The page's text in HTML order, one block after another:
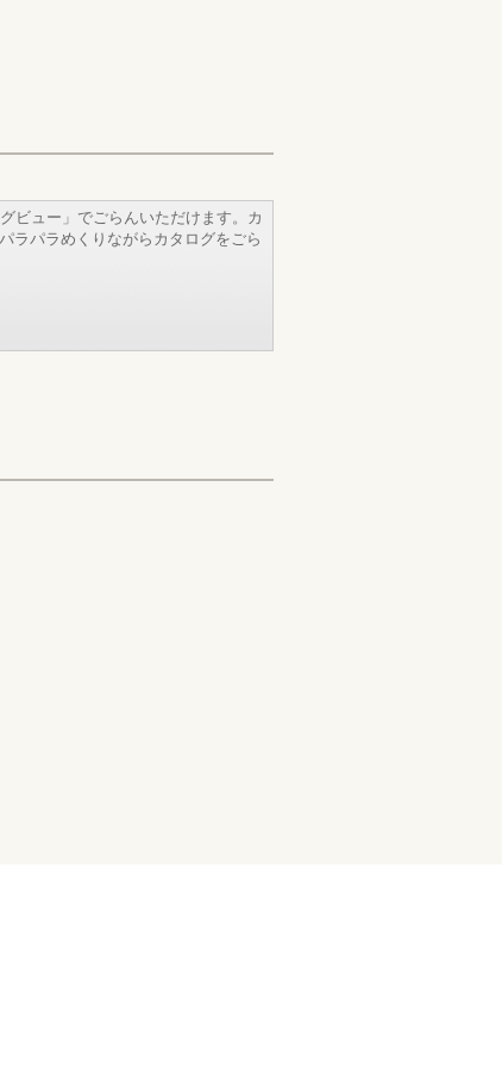
ビュー」でごらんいただけます。カ
ラパラめくりながらカタログをごら